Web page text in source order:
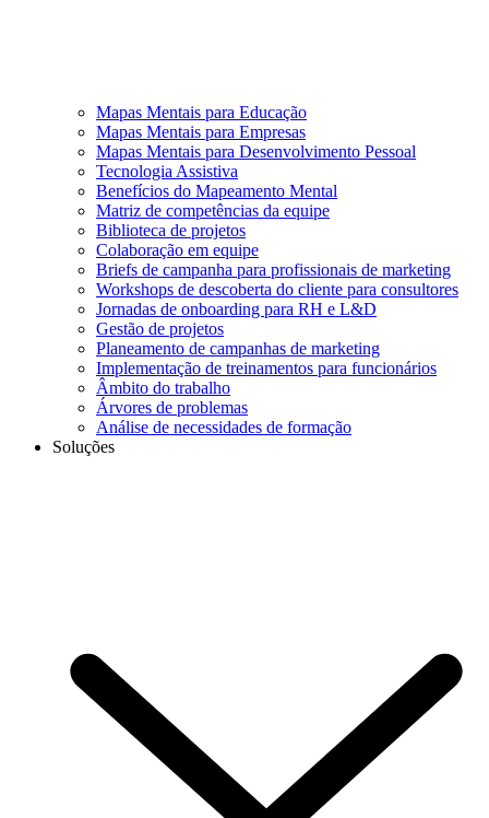
Mapas Mentais para Educação
Mapas Mentais para Empresas
Mapas Mentais para Desenvolvimento Pessoal
Tecnologia Assistiva
Benefícios do Mapeamento Mental
Matriz de competências da equipe
Biblioteca de projetos
Colaboração em equipe
Briefs de campanha para profissionais de marketing
Workshops de descoberta do cliente para consultores
Jornadas de onboarding para RH e L&D
Gestão de projetos
Planeamento de campanhas de marketing
Implementação de treinamentos para funcionários
Âmbito do trabalho
Árvores de problemas
Análise de necessidades de formação
Soluções